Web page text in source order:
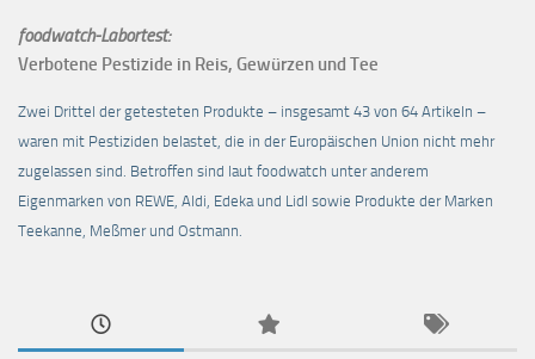
foodwatch-Labortest:
Verbotene Pestizide in Reis, Gewürzen und Tee
Zwei Drittel der getesteten Produkte – insgesamt 43 von 64 Artikeln –
waren mit Pestiziden belastet, die in der Europäischen Union nicht mehr
zugelassen sind. Betroffen sind laut foodwatch unter anderem
Eigenmarken von REWE, Aldi, Edeka und Lidl sowie Produkte der Marken
Teekanne, Meßmer und Ostmann.